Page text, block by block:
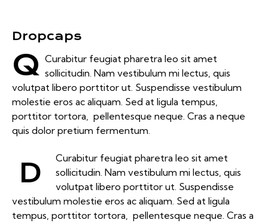
Dropcaps
Q Curabitur feugiat pharetra leo sit amet
sollicitudin. Nam vestibulum mi lectus, quis
volutpat libero porttitor ut. Suspendisse vestibulum
molestie eros ac aliquam. Sed at ligula tempus,
porttitor tortora, pellentesque neque. Cras a neque
quis dolor pretium fermentum.
D
Curabitur feugiat pharetra leo sit amet
sollicitudin. Nam vestibulum mi lectus, quis
volutpat libero porttitor ut. Suspendisse
vestibulum molestie eros ac aliquam. Sed at ligula
tempus, porttitor tortora, pellentesque neque. Cras a